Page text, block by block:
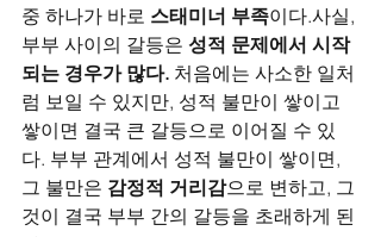
중 하나가 바로 스태미너 부족이다.사실,
부부 사이의 갈등은 성적 문제에서 시작
되는 경우가 많다. 처음에는 사소한 일처
럼 보일 수 있지만, 성적 불만이 쌓이고
쌓이면 결국 큰 갈등으로 이어질 수 있
다. 부부 관계에서 성적 불만이 쌓이면,
그 불만은 감정적 거리감으로 변하고, 그
것이 결국 부부 간의 갈등을 초래하게 된